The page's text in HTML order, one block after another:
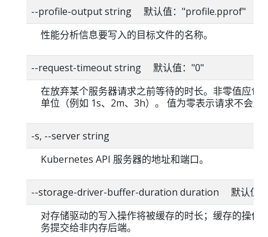
--profile-output string 默认值："profile.pprof"
性能分析信息要写入的目标文件的名称。
--request-timeout string 默认值："0"
在放弃某个服务器请求之前等待的时长。非零值应包
单位（例如 1s、2m、3h）。 值为零表示请求不会超
-s, --server string
Kubernetes API 服务器的地址和端口。
--storage-driver-buffer-duration duration 默认值
对存储驱动的写入操作将被缓存的时长；缓存的操作
务提交给非内存后端。